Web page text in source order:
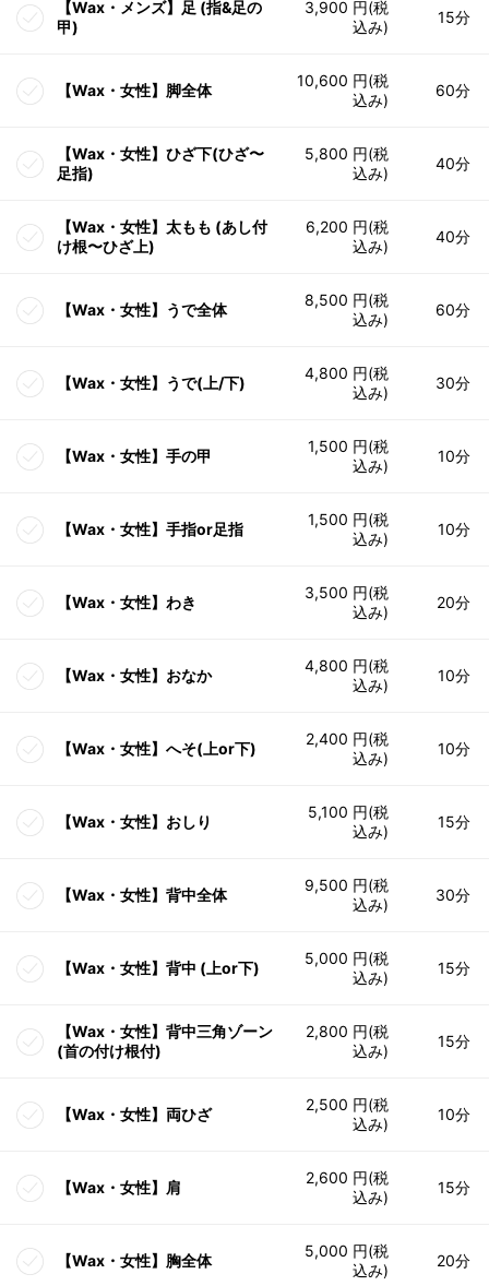
【Wax・メンズ】足 (指&足の
甲)
3,900 円(税
込み)
15分
【Wax・女性】脚全体
10,600 円(税
込み)
60分
【Wax・女性】ひざ下(ひざ〜
足指)
5,800 円(税
込み)
40分
【Wax・女性】太もも (あし付
け根〜ひざ上)
6,200 円(税
込み)
40分
【Wax・女性】うで全体
8,500 円(税
込み)
60分
【Wax・女性】うで(上/下)
4,800 円(税
込み)
30分
【Wax・女性】手の甲
1,500 円(税
込み)
10分
【Wax・女性】手指or足指
1,500 円(税
込み)
10分
【Wax・女性】わき
3,500 円(税
込み)
20分
【Wax・女性】おなか
4,800 円(税
込み)
10分
【Wax・女性】へそ(上or下)
2,400 円(税
込み)
10分
【Wax・女性】おしり
5,100 円(税
込み)
15分
【Wax・女性】背中全体
9,500 円(税
込み)
30分
【Wax・女性】背中 (上or下)
5,000 円(税
込み)
15分
【Wax・女性】背中三角ゾーン
(首の付け根付)
2,800 円(税
込み)
15分
【Wax・女性】両ひざ
2,500 円(税
込み)
10分
【Wax・女性】肩
2,600 円(税
込み)
15分
【Wax・女性】胸全体
5,000 円(税
込み)
20分